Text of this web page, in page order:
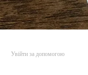
Увійти за допомогою